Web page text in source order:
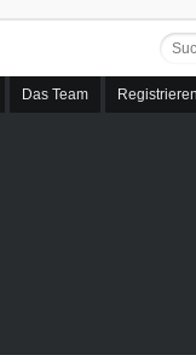
Das Team Registrieren